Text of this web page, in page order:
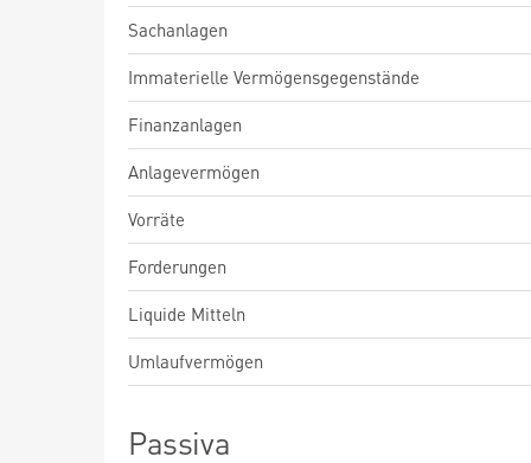
Sachanlagen
Immaterielle Vermögensgegenstände
Finanzanlagen
Anlagevermögen
Vorräte
Forderungen
Liquide Mitteln
Umlaufvermögen
Passiva